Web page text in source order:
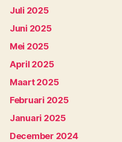
Juli 2025
Juni 2025
Mei 2025
April 2025
Maart 2025
Februari 2025
Januari 2025
December 2024